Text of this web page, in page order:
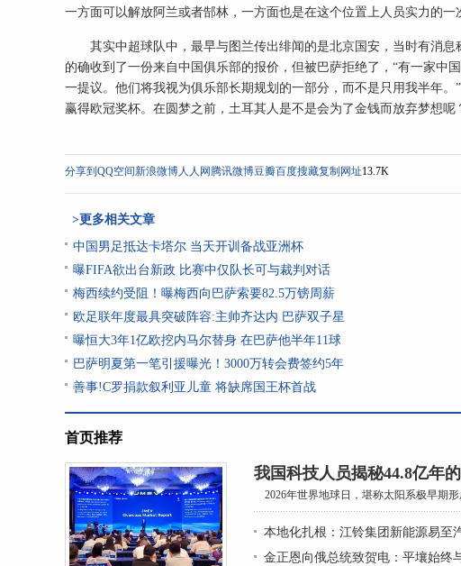
一方面可以解放阿兰或者郜林，一方面也是在这个位置上人员实力的一
其实中超球队中，最早与图兰传出绯闻的是北京国安，当时有消息
的确收到了一份来自中国俱乐部的报价，但被巴萨拒绝了，“有一家中
一提议。他们将我视为俱乐部长期规划的一部分，而不是只用我半年
赢得欧冠奖杯。在圆梦之前，土耳其人是不是会为了金钱而放弃梦想呢
分享到 QQ空间新浪微博人人网 腾讯微博豆瓣百度搜藏复制网址13.7K
>更多相关文章
中国男足抵达卡塔尔 当天开训备战亚洲杯
曝FIFA欲出台新政 比赛中仅队长可与裁判对话
梅西续约受阻！曝梅西向巴萨索要82.5万镑周薪
欧足联年度最具突破阵容:主帅齐达内 巴萨双子星
曝恒大3年1亿欧挖内马尔替身 在巴萨他半年11球
巴萨明夏第一笔引援曝光！3000万转会费签约5年
善事!C罗捐款叙利亚儿童 将缺席国王杯首战
首页推荐
我国科技人员揭秘44.8亿年
2026年世界地球日，堪称太阳系极早期
本地化扎根：江铃集团新能源易至
金正恩向俄总统致贺电：平壤始终